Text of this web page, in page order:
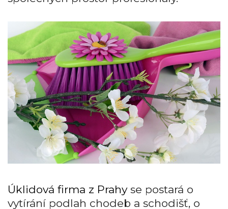
Úklidová firma z Prahyse postará o
vytírání podlah chodeb a schodišť, o